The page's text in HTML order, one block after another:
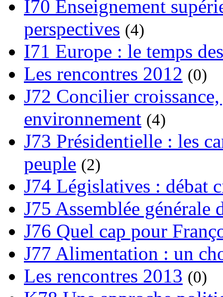
I70 Enseignement
perspectives (4)
I71 Europe : le temps
Les rencontres 2012 (0)
J72 Concilier
environnement (4)
J73 Présidentielle : les
peuple (2)
J74 Législatives : débat
J75 Assemblée générale
J76 Quel cap pour
J77 Alimentation : un
Les rencontres 2013 (0)